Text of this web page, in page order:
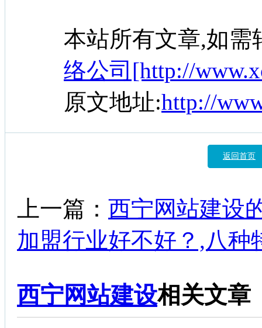
本站所有文章,如需
络公司[http://
原文地址:http://
返回首页
上一篇： 西宁网站建设
加盟行业好不好？,八种
西宁网站建设相关文章